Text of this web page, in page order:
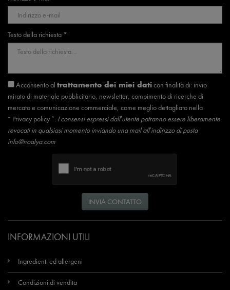
Testo della richiesta *
Acconsento al trattamento dei miei dati con finalità di: invio
mirato di materiale pubblicitario, newsletter, compimento di ricerche di
mercato e comunicazione commerciale, come meglio dettagliato nella
“ Privacy policy ”. I consensi espressi dall’utente potranno essere liberamente
revocati in qualsiasi momento inviando una mail all’indirizzo di posta
info@noalya.com
INVIA CONTATTO
INFORMAZIONI UTILI
Ingredienti ed allergeni
Condizioni di vendita